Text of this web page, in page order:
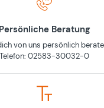
Persönliche Beratung
von uns persönlich
Telefon: 02583-30032-0